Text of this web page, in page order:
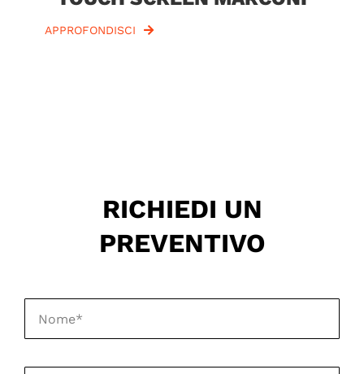
APPROFONDISCI
RICHIEDI UN
PREVENTIVO